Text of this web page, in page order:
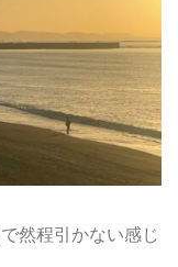
然程引かない感じ